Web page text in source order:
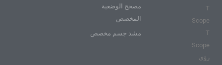
T
Scope
T
Scope:
رؤى
مصحح الوضعية
المخصص
مشد جسم مخصص